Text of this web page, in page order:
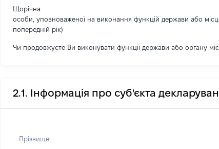
Щорічна
особи, уповноваженої на виконання функцій держави або
попередній рік)
Чи продовжуєте Ви виконувати функції держави або органу
2.1. Інформація про суб'єкта
Прізвище: